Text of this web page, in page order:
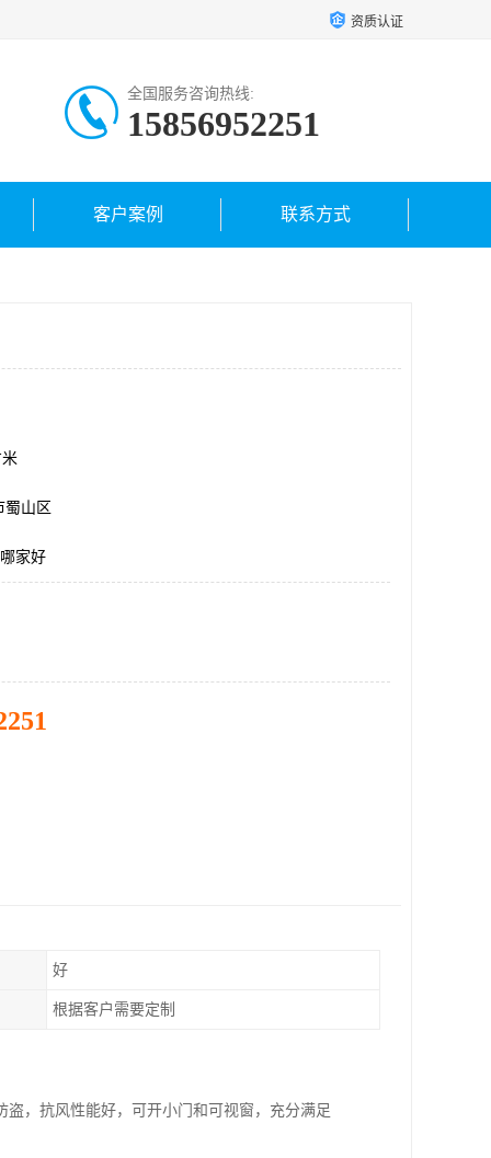
资质认证
全国服务咨询热线:
15856952251
客户案例 联系方式
米
蜀山区
家好
好
根据客户需要定制
，抗风性能好，可开小门和可视窗，充分满足